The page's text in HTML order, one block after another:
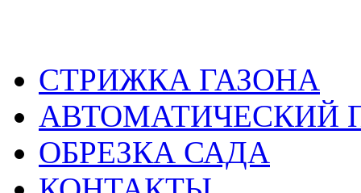
СТРИЖКА ГАЗОНА
АВТОМАТИЧЕСКИЙ
ОБРЕЗКА САДА